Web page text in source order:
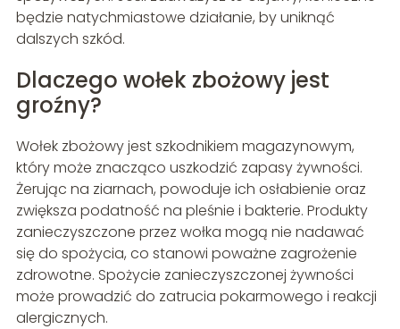
będzie natychmiastowe działanie, by uniknąć
dalszych szkód.
Dlaczego wołek zbożowy jest
groźny?
Wołek zbożowy jest szkodnikiem magazynowym,
który może znacząco uszkodzić zapasy żywności.
Żerując na ziarnach, powoduje ich osłabienie oraz
zwiększa podatność na pleśnie i bakterie. Produkty
zanieczyszczone przez wołka mogą nie nadawać
się do spożycia, co stanowi poważne zagrożenie
zdrowotne. Spożycie zanieczyszczonej żywności
może prowadzić do zatrucia pokarmowego i reakcji
alergicznych.